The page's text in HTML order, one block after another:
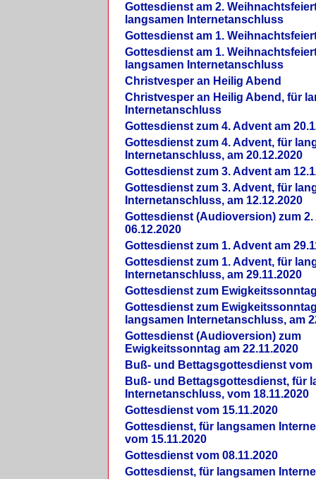
Gottesdienst am 2.
langsamen Internetanschluss
Gottesdienst am 1.
Gottesdienst am 1.
langsamen Internetanschluss
Christvesper an Heilig Abend
Christvesper an Heilig Abend, für
Internetanschluss
Gottesdienst zum 4. Advent am
Gottesdienst zum 4. Advent, für
Internetanschluss, am 20.12.2020
Gottesdienst zum 3. Advent am
Gottesdienst zum 3. Advent, für
Internetanschluss, am 12.12.2020
Gottesdienst (Audioversion) zum 2.
06.12.2020
Gottesdienst zum 1. Advent am
Gottesdienst zum 1. Advent, für
Internetanschluss, am 29.11.2020
Gottesdienst zum
Gottesdienst zum
langsamen Internetanschluss, am
Gottesdienst (Audioversion) zum
Ewigkeitssonntag am 22.11.2020
Buß- und Bettagsgottesdienst vom
Buß- und Bettagsgottesdienst, für
Internetanschluss, vom 18.11.2020
Gottesdienst vom 15.11.2020
Gottesdienst, für langsamen
vom 15.11.2020
Gottesdienst vom 08.11.2020
Gottesdienst, für langsamen